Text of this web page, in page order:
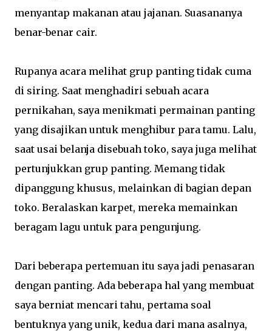
menyantap makanan atau jajanan. Suasananya
benar-benar cair.
Rupanya acara melihat grup panting tidak cuma
di siring. Saat menghadiri sebuah acara
pernikahan, saya menikmati permainan panting
yang disajikan untuk menghibur para tamu. Lalu,
saat usai belanja disebuah toko, saya juga melihat
pertunjukkan grup panting. Memang tidak
dipanggung khusus, melainkan di bagian depan
toko. Beralaskan karpet, mereka memainkan
beragam lagu untuk para pengunjung.
Dari beberapa pertemuan itu saya jadi penasaran
dengan panting. Ada beberapa hal yang membuat
saya berniat mencari tahu, pertama soal
bentuknya yang unik, kedua dari mana asalnya,